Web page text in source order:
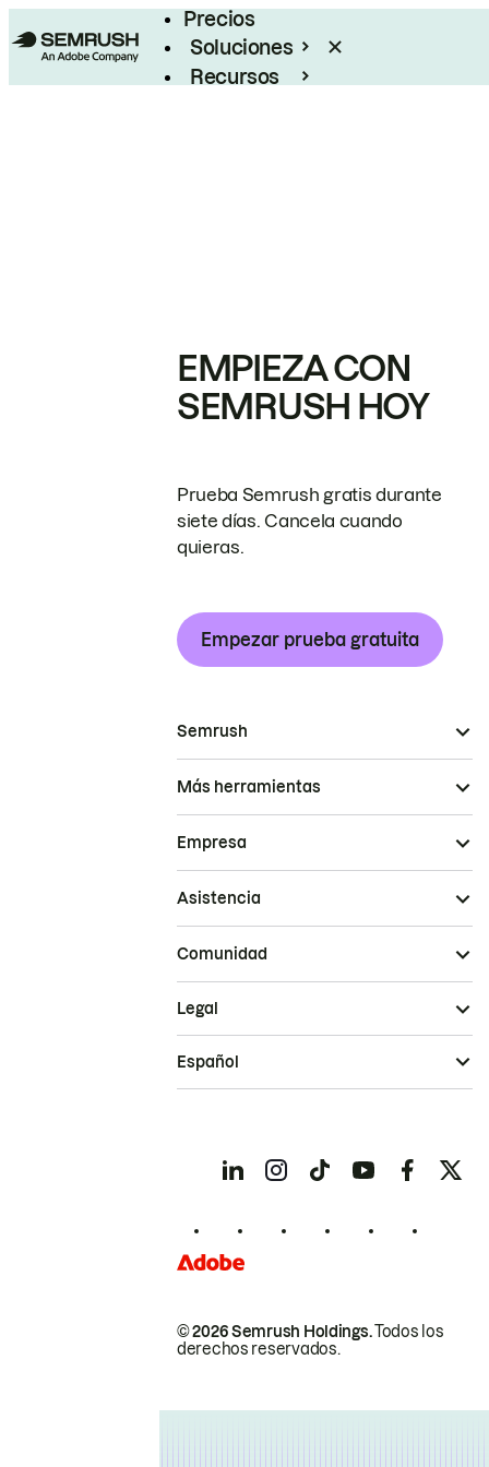
Precios
Soluciones
Recursos
EMPIEZA CON
SEMRUSH HOY
Prueba Semrush gratis durante
siete días. Cancela cuando
quieras.
Empezar prueba gratuita
Semrush
Más herramientas
Empresa
Asistencia
Comunidad
© 2026 Semrush Holdings.Todos los
derechos reservados.
Legal
Español